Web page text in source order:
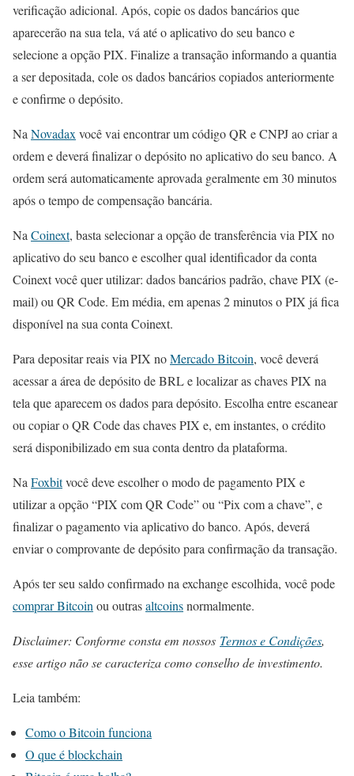
verificação adicional. Após, copie os dados bancários que
aparecerão na sua tela, vá até o aplicativo do seu banco e
selecione a opção PIX. Finalize a transação informando a quantia
a ser depositada, cole os dados bancários copiados anteriormente
e confirme o depósito.
Na Novadax você vai encontrar um código QR e CNPJ ao criar a
ordem e deverá finalizar o depósito no aplicativo do seu banco. A
ordem será automaticamente aprovada geralmente em 30 minutos
após o tempo de compensação bancária.
Na Coinext, basta selecionar a opção de transferência via PIX no
aplicativo do seu banco e escolher qual identificador da conta
Coinext você quer utilizar: dados bancários padrão, chave PIX (e-
mail) ou QR Code. Em média, em apenas 2 minutos o PIX já fica
disponível na sua conta Coinext.
Para depositar reais via PIX noMercado Bitcoin, você deverá
acessar a área de depósito de BRL e localizar as chaves PIX na
tela que aparecem os dados para depósito. Escolha entre escanear
ou copiar o QR Code das chaves PIX e, em instantes, o crédito
será disponibilizado em sua conta dentro da plataforma.
Na Foxbitvocê deve escolher o modo de pagamento PIX e
utilizar a opção “PIX com QR Code” ou “Pix com a chave”, e
finalizar o pagamento via aplicativo do banco. Após, deverá
enviar o comprovante de depósito para confirmação da transação.
Após ter seu saldo confirmado na exchange escolhida, você pode
comprar Bitcoin ou outrasaltcoinsnormalmente.
Disclaimer: Conforme consta em nossos Termos e Condições,
esse artigo não se caracteriza como conselho de investimento.
Leia também:
Como o Bitcoin funciona
O que é blockchain